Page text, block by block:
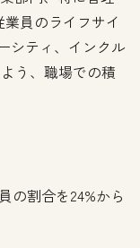
員のライフサイ
シティ、インクル
う、職場での積
の割合を24%から